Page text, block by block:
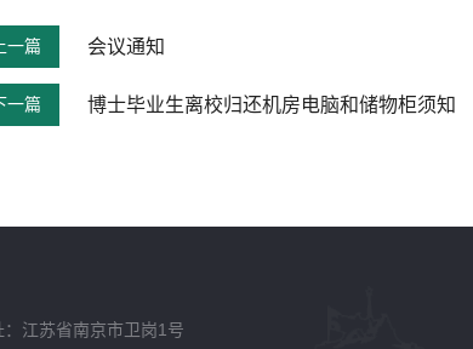
一篇 会议通知
一篇 博士毕业生离校归还机房电脑和储物柜须知
：江苏省南京市卫岗1号